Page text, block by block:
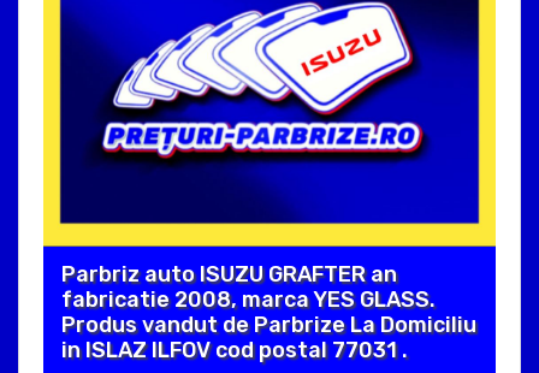
Parbriz auto ISUZU GRAFTER an
fabricatie 2008, marca YES GLASS.
Produs vandut de Parbrize La Domiciliu
in ISLAZ ILFOV cod postal 77031 .